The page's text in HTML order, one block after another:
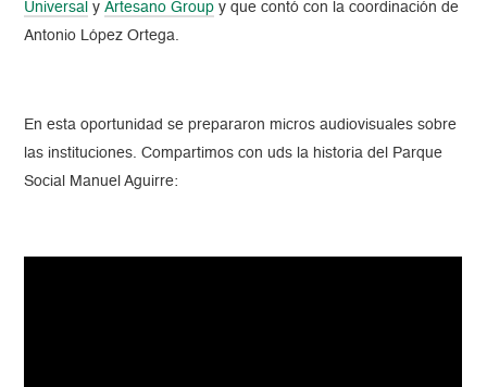
Universal yArtesano Group y que contó con la coordinación de
Antonio López Ortega.
En esta oportunidad se prepararon micros audiovisuales sobre
las instituciones. Compartimos con uds la historia del Parque
Social Manuel Aguirre: